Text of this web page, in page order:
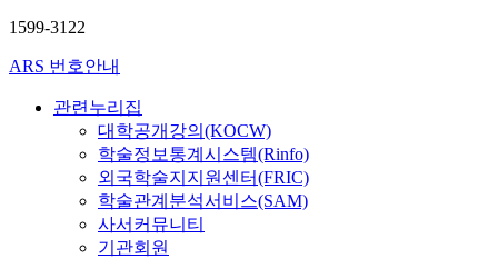
1599-3122
ARS 번호안내
관련누리집
대학공개강의(KOCW)
학술정보통계시스템(Rinfo)
외국학술지지원센터(FRIC)
학술관계분석서비스(SAM)
사서커뮤니티
기관회원